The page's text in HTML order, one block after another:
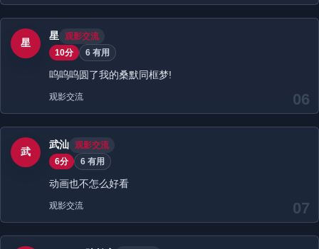
06
星
星
观影交流
10分
6 有用
呜呜呜圆了我的桑默同框梦!
观影交流
07
武
武汕 观影交流
6分
6 有用
动画也不怎么好看
观影交流